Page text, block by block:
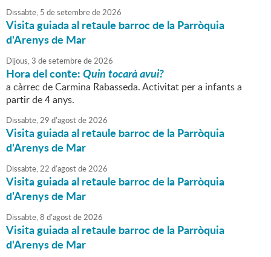
Dissabte, 5 desetembrede2026
Visita guiada al retaule barroc de la Parròquia
d'Arenys de Mar
Dijous,3 desetembrede2026
Hora del conte:Quin tocarà avui?
a càrrec de Carmina Rabasseda. Activitat per a infants a
partir de 4 anys.
Dissabte,29 d'agostde2026
Visita guiada al retaule barroc de la Parròquia
d'Arenys de Mar
Dissabte,22 d'agostde2026
Visita guiada al retaule barroc de la Parròquia
d'Arenys de Mar
Dissabte,8 d'agostde2026
Visita guiada al retaule barroc de la Parròquia
d'Arenys de Mar